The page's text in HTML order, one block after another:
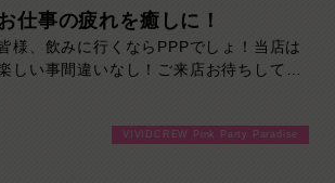
スッとした鼻筋に、シャープな輪郭で
々しく潤った唇、
上品な顔立ちもさる事ながら、
綺麗な膨らみが印象的なバスト！
仕事の疲れを癒しに！
様、飲みに行くならPPPでしょ！当店は
しい事間違いなし！ご来店お待ちしてお
VIVIDCREW Pink Party Paradise